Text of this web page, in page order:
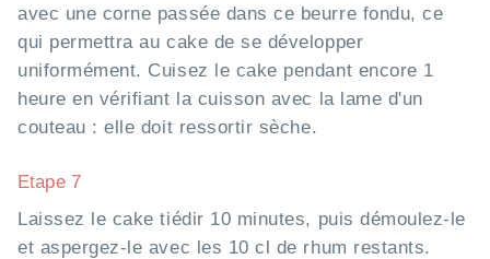
avec une corne passée dans ce beurre fondu, ce
qui permettra au cake de se développer
uniformément. Cuisez le cake pendant encore 1
heure en vérifiant la cuisson avec la lame d'un
couteau : elle doit ressortir sèche.
Etape 7
Laissez le cake tiédir 10 minutes, puis démoulez-le
et aspergez-le avec les 10 cl de rhum restants.